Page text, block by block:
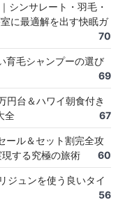
シンサレート・羽毛・
に最適解を出す快眠ガ
70
育毛シャンプーの選び
69
円台＆ハワイ朝食付き
全
67
ール＆セット割完全攻
する究極の旅術
60
ジュンを使う良いタイ
56